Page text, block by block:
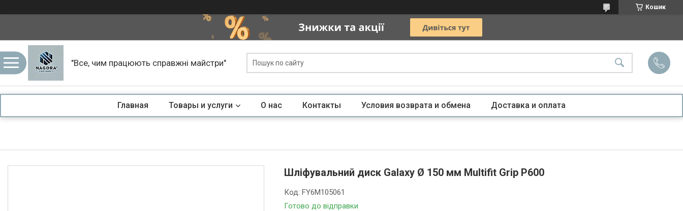
Кошик
"Все, чим працюють справжні майстри"
Главная Товары и услуги О нас Контакты Условия возврата и обмена Доставка и оплата
Шліфувальний диск Galaxy Ø 150 мм Multifit Grip P600
Готово до відправки
Код:FY6M105061